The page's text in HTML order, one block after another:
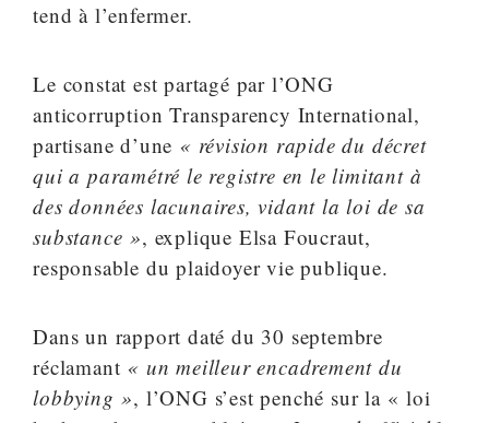
tend à l’enfermer.
Le constat est partagé par l’ONG
anticorruption Transparency International,
partisane d’une « révision rapide du décret
qui a paramétré le registre en le limitant à
des données lacunaires, vidant la loi de sa
substance », explique Elsa Foucraut,
responsable du plaidoyer vie publique.
Dans un rapport daté du 30 septembre
réclamant « un meilleur encadrement du
lobbying », l’ONG s’est penché sur la « loi